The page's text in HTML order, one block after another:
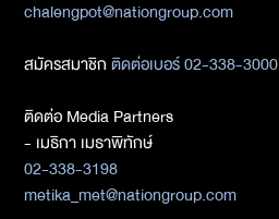
chalengpot@nationgroup.com
สมัครสมาชิกติดต่อเบอร์ 02-338-3000
ติดต่อ Media Partners
- เมธิกา เมธาพิทักษ์
02-338-3198
metika_met@nationgroup.com